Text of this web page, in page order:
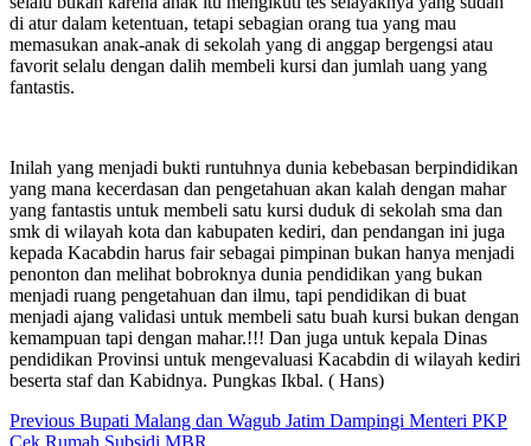
di atur dalam ketentuan, tetapi sebagian orang tua yang mau
memasukan anak-anak di sekolah yang di anggap bergengsi atau
favorit selalu dengan dalih membeli kursi dan jumlah uang yang
fantastis.
Inilah yang menjadi bukti runtuhnya dunia kebebasan berpindidikan
yang mana kecerdasan dan pengetahuan akan kalah dengan mahar
yang fantastis untuk membeli satu kursi duduk di sekolah sma dan
smk di wilayah kota dan kabupaten kediri, dan pendangan ini juga
kepada Kacabdin harus fair sebagai pimpinan bukan hanya menjadi
penonton dan melihat bobroknya dunia pendidikan yang bukan
menjadi ruang pengetahuan dan ilmu, tapi pendidikan di buat
menjadi ajang validasi untuk membeli satu buah kursi bukan dengan
kemampuan tapi dengan mahar.!!! Dan juga untuk kepala Dinas
pendidikan Provinsi untuk mengevaluasi Kacabdin di wilayah kediri
beserta staf dan Kabidnya. Pungkas Ikbal. ( Hans)
Continue
Previous Bupati Malang dan Wagub Jatim Dampingi Menteri PKP
Cek Rumah Subsidi MBR